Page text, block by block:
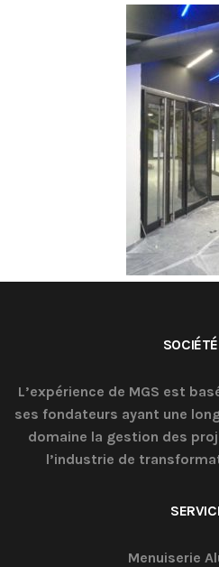
SOCIÉTÉ
L’expérience de MGS est
ses fondateurs ayant une
domaine la gestion des
l’industrie de
Menuiserie